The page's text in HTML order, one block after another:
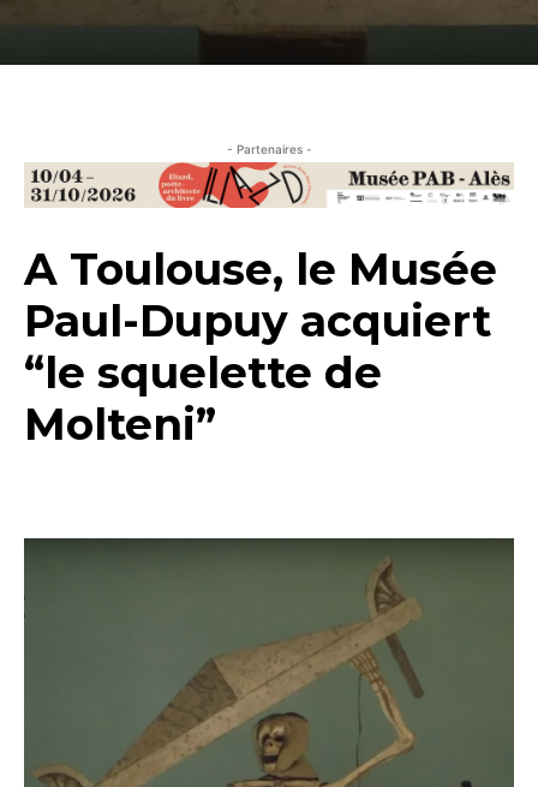
- Partenaires -
A Toulouse, le Musée
Paul-Dupuy acquiert
“le squelette de
Molteni”